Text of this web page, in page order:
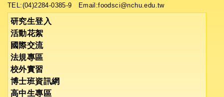
TEL:(04)2284-0385-9 Email:foodsci@nchu.edu.tw
研究生登入
活動花絮
國際交流
法規專區
校外實習
博士班資訊網
高中生專區